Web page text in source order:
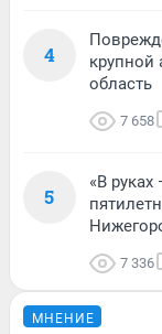
4
крупной
область
7 658
5
«В руках
7 336
МНЕНИЕ